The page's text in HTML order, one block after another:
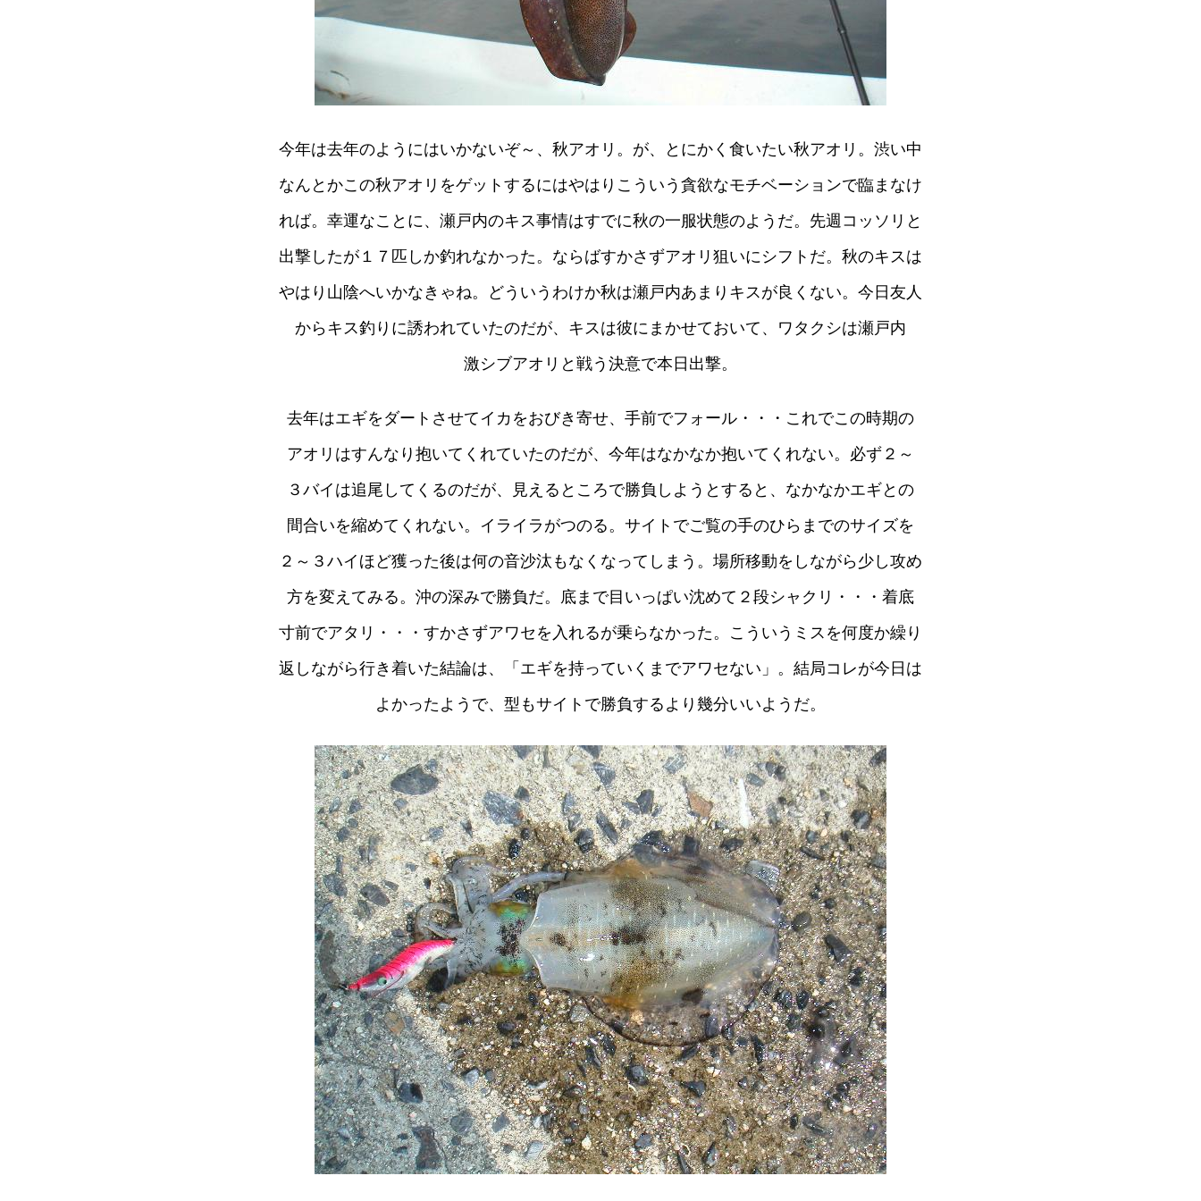
今年は去年のようにはいかないぞ～、秋アオリ。が、とにかく食いたい秋アオリ。渋い中
なんとかこの秋アオリをゲットするにはやはりこういう貪欲なモチベーションで臨まなけ
れば。幸運なことに、瀬戸内のキス事情はすでに秋の一服状態のようだ。先週コッソリと
出撃したが１７匹しか釣れなかった。ならばすかさずアオリ狙いにシフトだ。秋のキスは
やはり山陰へいかなきゃね。どういうわけか秋は瀬戸内あまりキスが良くない。今日友人
からキス釣りに誘われていたのだが、キスは彼にまかせておいて、ワタクシは瀬戸内
激シブアオリと戦う決意で本日出撃。
去年はエギをダートさせてイカをおびき寄せ、手前でフォール・・・これでこの時期の
アオリはすんなり抱いてくれていたのだが、今年はなかなか抱いてくれない。必ず２～
３バイは追尾してくるのだが、見えるところで勝負しようとすると、なかなかエギとの
間合いを縮めてくれない。イライラがつのる。サイトでご覧の手のひらまでのサイズを
２～３ハイほど獲った後は何の音沙汰もなくなってしまう。場所移動をしながら少し攻め
方を変えてみる。沖の深みで勝負だ。底まで目いっぱい沈めて２段シャクリ・・・着底
寸前でアタリ・・・すかさずアワセを入れるが乗らなかった。こういうミスを何度か繰り
返しながら行き着いた結論は、「エギを持っていくまでアワセない」。結局コレが今日は
よかったようで、型もサイトで勝負するより幾分いいようだ。